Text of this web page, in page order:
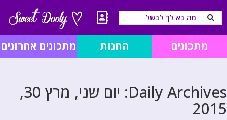
מתכונים החנות מתכונים אחרונים
Daily Archives:
יום שני, מרץ 30,
2015